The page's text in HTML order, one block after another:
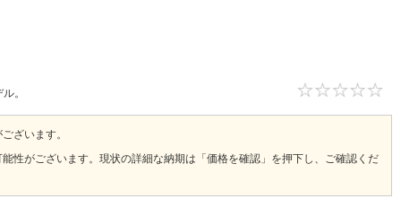
。
ざいます。
性がございます。現状の詳細な納期は「価格を確認」を押下し、ご確認くだ